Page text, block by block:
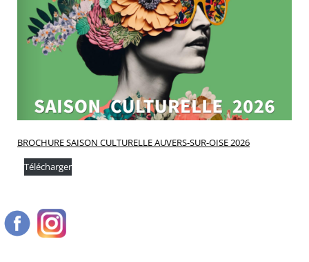
BROCHURE SAISON CULTURELLE AUVERS-SUR-OISE 2026
Télécharger